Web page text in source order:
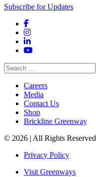
Subscribe for Updates
Facebook
Instagram
LinkedIn
YouTube
Search
for:
Careers
Media
Contact Us
Shop
Brickline Greenway
© 2026 | All Rights Reserved
Privacy Policy
Visit Greenways